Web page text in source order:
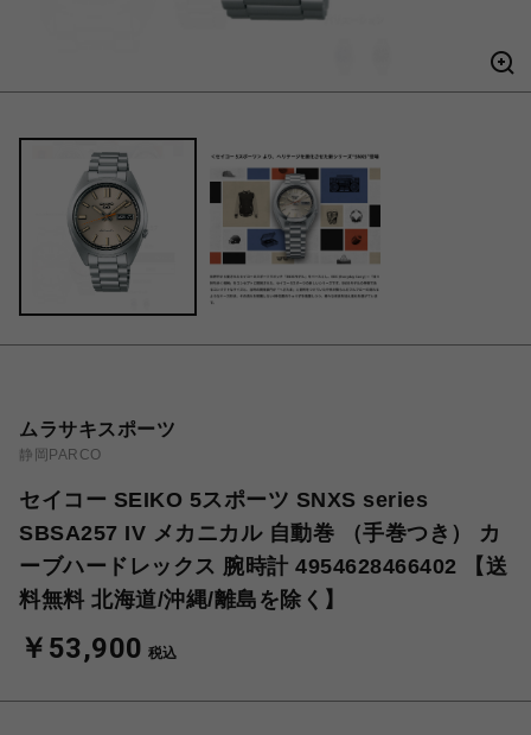
ムラサキスポーツ
静岡PARCO
セイコー SEIKO 5スポーツ SNXS series
SBSA257 IV メカニカル 自動巻 （手巻つき） カ
ーブハードレックス 腕時計 4954628466402 【送
料無料 北海道/沖縄/離島を除く】
￥53,900 税込